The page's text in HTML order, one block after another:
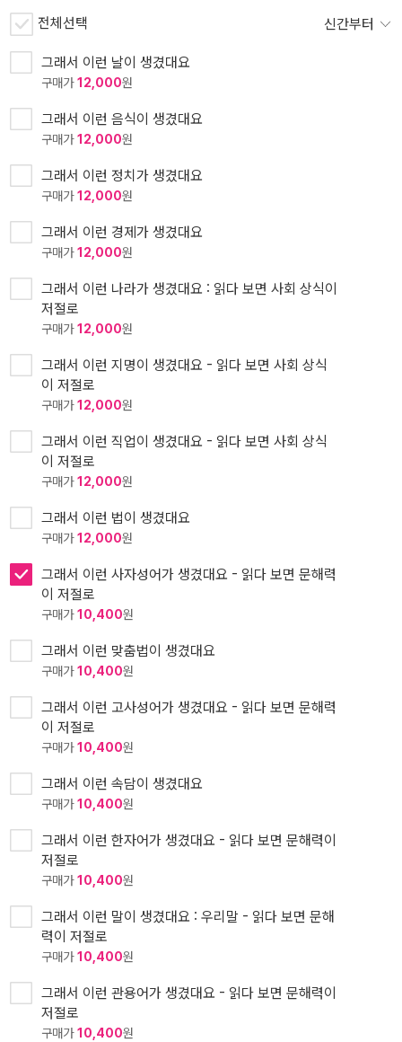
전체선택 신간부터
그래서 이런 날이 생겼대요
구매가12,000원
그래서 이런 음식이 생겼대요
구매가12,000원
그래서 이런 정치가 생겼대요
구매가12,000원
그래서 이런 경제가 생겼대요
구매가12,000원
그래서 이런 나라가 생겼대요 : 읽다 보면 사회 상식이
저절로
구매가12,000원
그래서 이런 지명이 생겼대요 - 읽다 보면 사회 상식
이 저절로
구매가12,000원
그래서 이런 직업이 생겼대요 - 읽다 보면 사회 상식
이 저절로
구매가12,000원
그래서 이런 법이 생겼대요
구매가12,000원
그래서 이런 사자성어가 생겼대요 - 읽다 보면 문해력
이 저절로
구매가10,400원
그래서 이런 맞춤법이 생겼대요
구매가10,400원
그래서 이런 고사성어가 생겼대요 - 읽다 보면 문해력
이 저절로
구매가10,400원
그래서 이런 속담이 생겼대요
구매가10,400원
그래서 이런 한자어가 생겼대요 - 읽다 보면 문해력이
저절로
구매가10,400원
그래서 이런 말이 생겼대요 : 우리말 - 읽다 보면 문해
력이 저절로
구매가10,400원
그래서 이런 관용어가 생겼대요 - 읽다 보면 문해력이
저절로
구매가10,400원